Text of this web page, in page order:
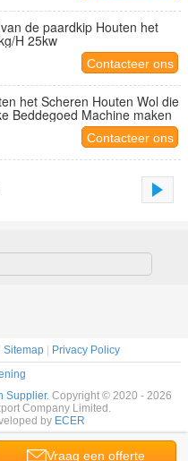
de paardkip Houten het
H 25kw
Contacteer ons
het Scheren Houten Wol die
Beddegoed Machine maken
Contacteer ons
Vraag een offerte
Sitemap
Privacy Policy
Supplier. Copyright © 2020 - 2026
Company Limited.
by ECER